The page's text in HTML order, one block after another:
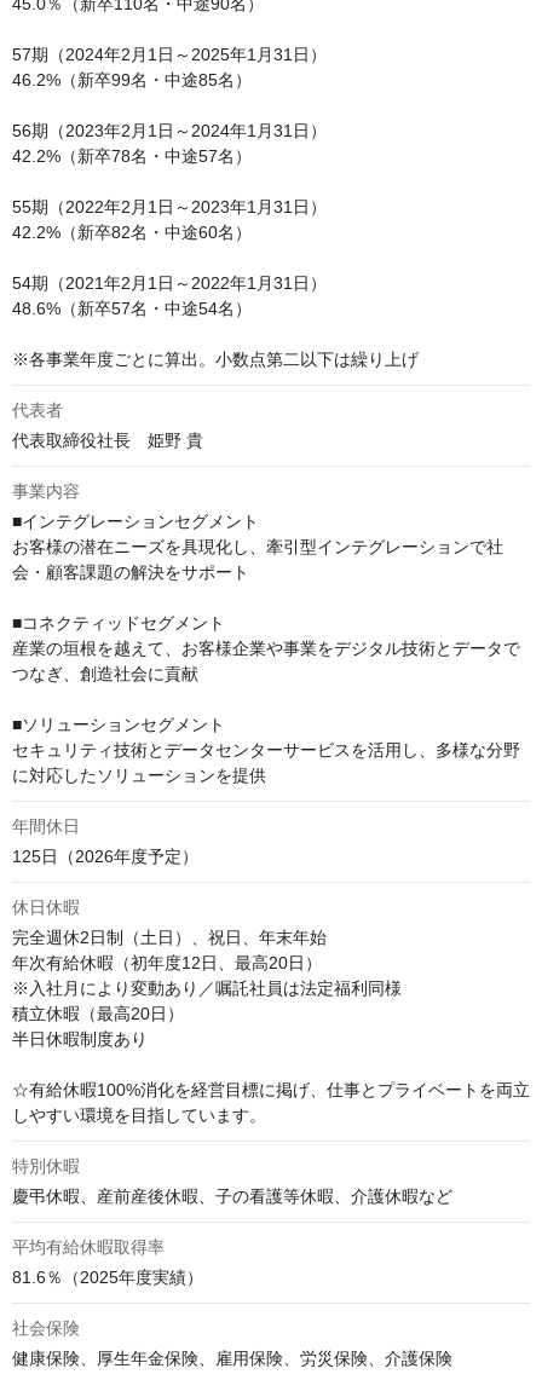
45.0％（新卒110名・中途90名）
57期（2024年2月1日～2025年1月31日）
46.2%（新卒99名・中途85名）
56期（2023年2月1日～2024年1月31日）
42.2%（新卒78名・中途57名）
55期（2022年2月1日～2023年1月31日）
42.2%（新卒82名・中途60名）
54期（2021年2月1日～2022年1月31日）
48.6%（新卒57名・中途54名）
※各事業年度ごとに算出。小数点第二以下は繰り上げ
代表者
代表取締役社長　姫野 貴
事業内容
■インテグレーションセグメント
お客様の潜在ニーズを具現化し、牽引型インテグレーションで社
会・顧客課題の解決をサポート
■コネクティッドセグメント
産業の垣根を越えて、お客様企業や事業をデジタル技術とデータで
つなぎ、創造社会に貢献
■ソリューションセグメント
セキュリティ技術とデータセンターサービスを活用し、多様な分野
に対応したソリューションを提供
年間休日
125日（2026年度予定）
休日休暇
完全週休2日制（土日）、祝日、年末年始
年次有給休暇（初年度12日、最高20日）
※入社月により変動あり／嘱託社員は法定福利同様
積立休暇（最高20日）
半日休暇制度あり
☆有給休暇100%消化を経営目標に掲げ、仕事とプライベートを両立
しやすい環境を目指しています。
特別休暇
慶弔休暇、産前産後休暇、子の看護等休暇、介護休暇など
平均有給休暇取得率
81.6％（2025年度実績）
社会保険
健康保険、厚生年金保険、雇用保険、労災保険、介護保険